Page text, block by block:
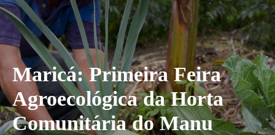
Maricá: Primeira Feira
Agroecológica da Horta
Comunitária do Manu